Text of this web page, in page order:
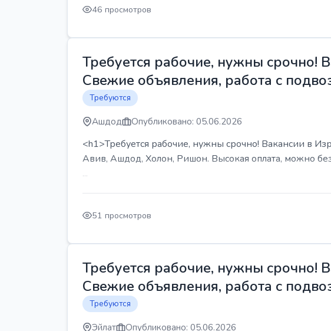
46 просмотров
Требуется рабочие, нужны срочно!
Свежие объявления, работа с
Требуются
Ашдод Опубликовано: 05.06.2026
<h1>Требуется рабочие, нужны срочно! Вакансии в
Авив, Ашдод, Холон, Ришон. Высокая оплата, можно
...
51 просмотров
Требуется рабочие, нужны срочно!
Свежие объявления, работа с
Требуются
Эйлат Опубликовано: 05.06.2026